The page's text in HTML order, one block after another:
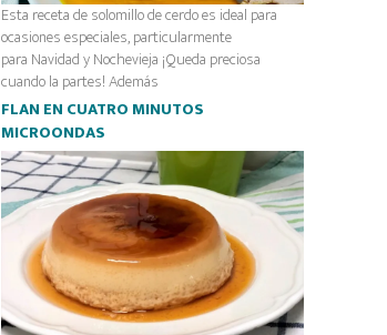
Esta receta de solomillo de cerdo es ideal para
ocasiones especiales, particularmente
para Navidad y Nochevieja ¡Queda preciosa
cuando la partes! Además
FLAN EN CUATRO MINUTOS
MICROONDAS